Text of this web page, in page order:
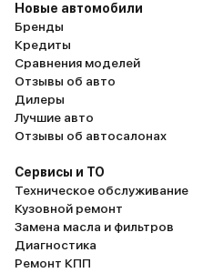
Новые автомобили
Бренды
Кредиты
Сравнения моделей
Отзывы об авто
Дилеры
Лучшие авто
Отзывы об автосалонах
Сервисы и ТО
Техническое обслуживание
Кузовной ремонт
Замена масла и фильтров
Диагностика
Ремонт КПП